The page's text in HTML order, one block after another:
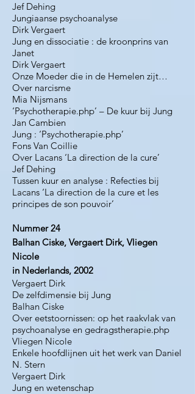
Jef Dehing
Jungiaanse psychoanalyse
Dirk Vergaert
Jung en dissociatie : de kroonprins van
Janet
Dirk Vergaert
Onze Moeder die in de Hemelen zijt…
Over narcisme
Mia Nijsmans
‘Psychotherapie.php’ – De kuur bij Jung
Jan Cambien
Jung : ‘Psychotherapie.php’
Fons Van Coillie
Over Lacans ‘La direction de la cure’
Jef Dehing
Tussen kuur en analyse : Refecties bij
Lacans ‘La direction de la cure et les
principes de son pouvoir’
Nummer 24
Balhan Ciske, Vergaert Dirk, Vliegen
Nicole
in Nederlands, 2002
Vergaert Dirk
De zelfdimensie bij Jung
Balhan Ciske
Over eetstoornissen: op het raakvlak van
psychoanalyse en gedragstherapie.php
Vliegen Nicole
Enkele hoofdlijnen uit het werk van Daniel
N. Stern
Vergaert Dirk
Jung en wetenschap